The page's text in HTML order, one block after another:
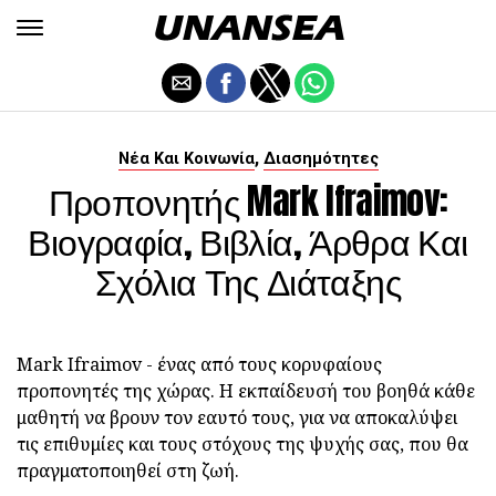
Νέα Και Κοινωνία, Διασημότητες
Προπονητής Mark Ifraimov:
Βιογραφία, Βιβλία, Άρθρα Και
Σχόλια Της Διάταξης
Mark Ifraimov - ένας από τους κορυφαίους
προπονητές της χώρας. Η εκπαίδευσή του βοηθά κάθε
μαθητή να βρουν τον εαυτό τους, για να αποκαλύψει
τις επιθυμίες και τους στόχους της ψυχής σας, που θα
πραγματοποιηθεί στη ζωή.